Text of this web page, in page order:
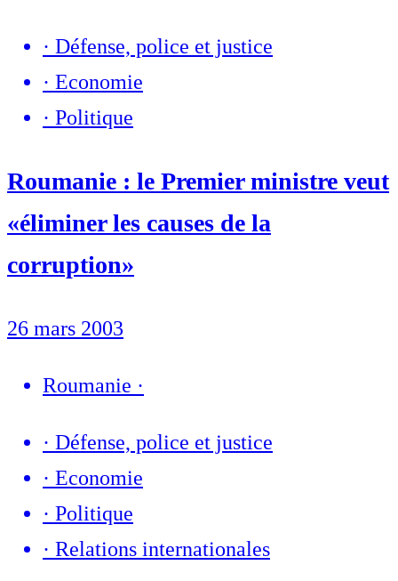
· Défense, police et justice
· Economie
· Politique
Roumanie : le Premier ministre veut
«éliminer les causes de la
corruption»
26 mars 2003
Roumanie ·
· Défense, police et justice
· Economie
· Politique
· Relations internationales